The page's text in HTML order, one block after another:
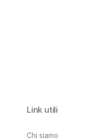
Link utili
Chi siamo